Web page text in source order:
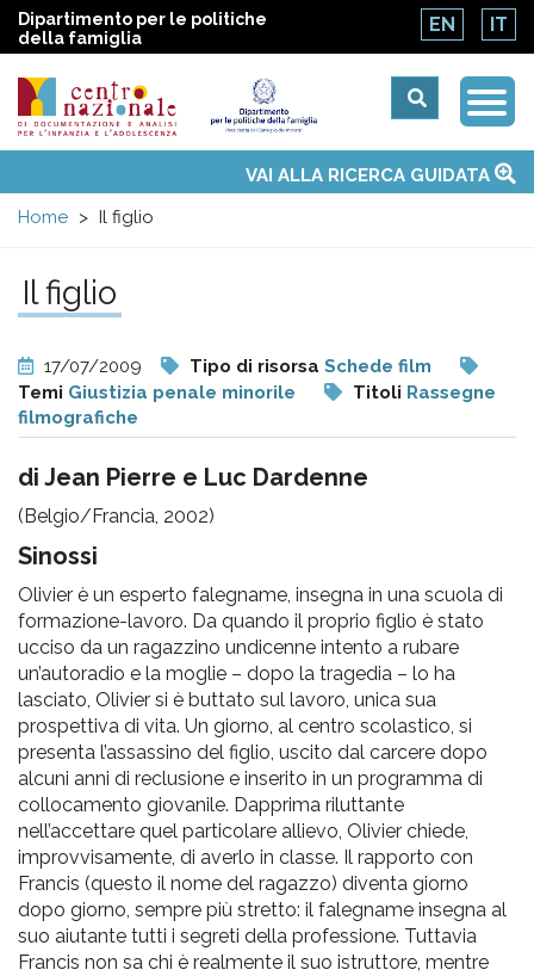
Dipartimento per le politiche
della famiglia
EN IT
Centro
nazionale
di
Documentazione
e
analisi
pr
l'infanzia
e
l'adolescenza
menu
Temi
Attività
Convenzione ONUVAI ALLA RICERCA GUIDATA
Home
Il figlio
Il figlio
17/07/2009 Tipo di risorsa Schede film
Temi Giustizia penale minorile Titoli Rassegne
filmografiche
di Jean Pierre e Luc Dardenne
(Belgio/Francia, 2002)
Sinossi
Olivier è un esperto falegname, insegna in una scuola di
formazione-lavoro. Da quando il proprio figlio è stato
ucciso da un ragazzino undicenne intento a rubare
un’autoradio e la moglie – dopo la tragedia – lo ha
lasciato, Olivier si è buttato sul lavoro, unica sua
prospettiva di vita. Un giorno, al centro scolastico, si
presenta l’assassino del figlio, uscito dal carcere dopo
alcuni anni di reclusione e inserito in un programma di
collocamento giovanile. Dapprima riluttante
nell’accettare quel particolare allievo, Olivier chiede,
improvvisamente, di averlo in classe. Il rapporto con
Francis (questo il nome del ragazzo) diventa giorno
dopo giorno, sempre più stretto: il falegname insegna al
suo aiutante tutti i segreti della professione. Tuttavia
Francis non sa chi è realmente il suo istruttore, mentre